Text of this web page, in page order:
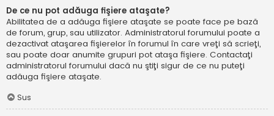
De ce nu pot adăuga fişiere ataşate?
Abilitatea de a adăuga fişiere ataşate se poate face pe bază
de forum, grup, sau utilizator. Administratorul forumului poate a
dezactivat ataşarea fişierelor în forumul în care vreţi să scrieţi,
sau poate doar anumite grupuri pot ataşa fişiere. Contactaţi
administratorul forumului dacă nu ştiţi sigur de ce nu puteţi
adăuga fişiere ataşate.
Sus